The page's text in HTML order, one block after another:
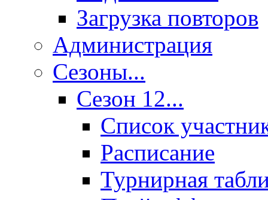
Загрузка повторов
Администрация
Сезоны...
Сезон 12...
Список
Расписание
Турнирная